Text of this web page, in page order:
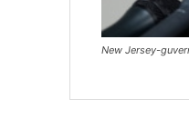
New Jersey-